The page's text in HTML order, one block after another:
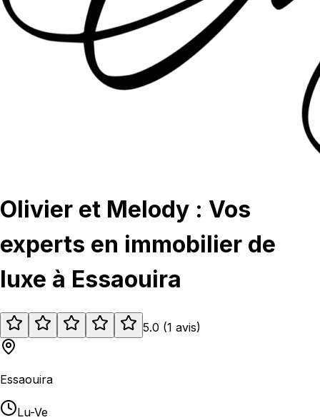
Olivier et Melody : Vos
experts en immobilier de
luxe à Essaouira
5.0 (1 avis)
Essaouira
Lu-Ve